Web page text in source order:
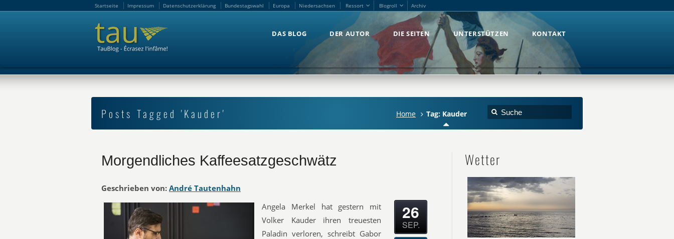
Startseite Impressum Datenschutzerklärung Bundestagswahl Europa Niedersachsen Ressort Blogroll Archiv
DAS BLOG DER AUTOR DIE SEITEN UNTERSTÜTZEN KONTAKT
Posts Tagged 'Kauder' Home Tag: Kauder
Morgendliches Kaffeesatzgeschwätz
Geschrieben von: André Tautenhahn
Angela Merkel hat gestern mit
Volker Kauder ihren treuesten
Paladin verloren, schreibt Gabor
26
SEP.
Wetter
Startseite Impressum Datenschutzerklärung Bundestagswahl Europa Niedersachsen Ressort Blogroll Archiv
DAS BLOG DER AUTOR DIE SEITEN UNTERSTÜTZEN KONTAKT